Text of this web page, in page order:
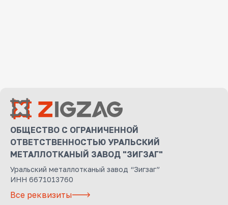
ОБЩЕСТВО С ОГРАНИЧЕННОЙ
ОТВЕТСТВЕННОСТЬЮ УРАЛЬСКИЙ
МЕТАЛЛОТКАНЫЙ ЗАВОД "ЗИГЗАГ"
Уральский металлотканый завод “Зигзаг”
ИНН 6671013760
Все реквизиты